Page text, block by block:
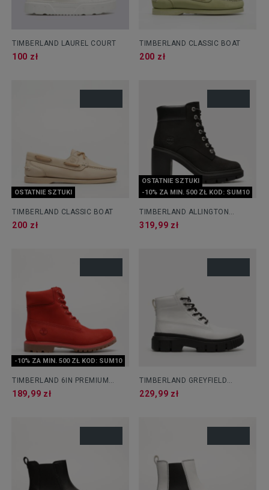
TIMBERLAND LAUREL COURT
100 zł
TIMBERLAND CLASSIC BOAT
200 zł
OSTATNIE SZTUKI
TIMBERLAND CLASSIC BOAT
200 zł
OSTATNIE SZTUKI
-10% ZA MIN. 500 ZŁ KOD: SUM10
TIMBERLAND ALLINGTON
HEIGHTS 6IN
319,99 zł
-10% ZA MIN. 500 ZŁ KOD: SUM10
TIMBERLAND 6IN PREMIUM
BOOT - W
189,99 zł
TIMBERLAND GREYFIELD
LEATHER BOOT
229,99 zł